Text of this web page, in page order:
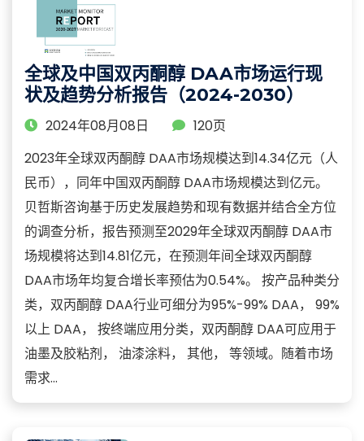
全球及中国双丙酮醇 DAA市场运行现
状及趋势分析报告（2024-2030）
2024年08月08日
120页
2023年全球双丙酮醇 DAA市场规模达到14.34亿元（人
民币），同年中国双丙酮醇 DAA市场规模达到亿元。
贝哲斯咨询基于历史发展趋势和现有数据并结合全方位
的调查分析，报告预测至2029年全球双丙酮醇 DAA市
场规模将达到14.81亿元，在预测年间全球双丙酮醇
DAA市场年均复合增长率预估为0.54%。 按产品种类分
类，双丙酮醇 DAA行业可细分为95%-99% DAA， 99%
以上 DAA， 按终端应用分类，双丙酮醇 DAA可应用于
油墨及胶粘剂， 油漆涂料， 其他， 等领域。随着市场
需求...